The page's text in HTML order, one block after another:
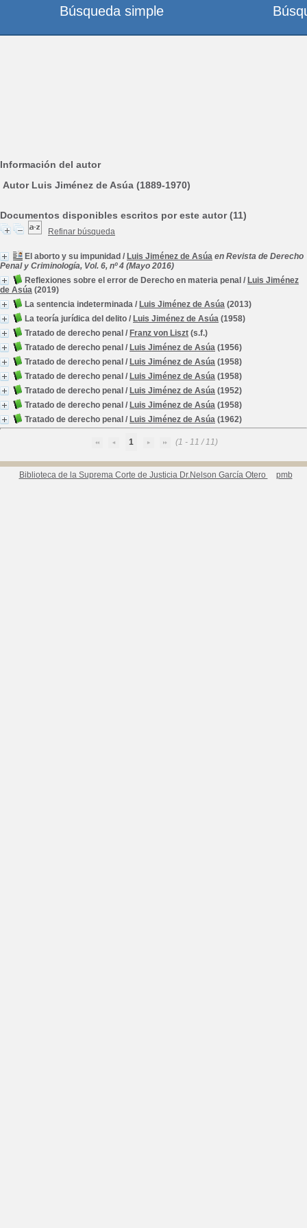
Información del autor
Autor Luis Jiménez de Asúa (1889-1970)
Documentos disponibles escritos por este autor (11)
Refinar búsqueda
El aborto y su impunidad / Luis Jiménez de Asúa en Revista de Derecho
Penal y Criminología, Vol. 6, nº 4 (Mayo 2016)
Reflexiones sobre el error de Derecho en materia penal / Luis Jiménez
de Asúa (2019)
La sentencia indeterminada / Luis Jiménez de Asúa (2013)
La teoría jurídica del delito / Luis Jiménez de Asúa (1958)
Tratado de derecho penal / Franz von Liszt (s.f.)
Tratado de derecho penal / Luis Jiménez de Asúa (1956)
Tratado de derecho penal / Luis Jiménez de Asúa (1958)
Tratado de derecho penal / Luis Jiménez de Asúa (1958)
Tratado de derecho penal / Luis Jiménez de Asúa (1952)
Tratado de derecho penal / Luis Jiménez de Asúa (1958)
Tratado de derecho penal / Luis Jiménez de Asúa (1962)
1 (1 - 11 / 11)
Biblioteca de la Suprema Corte de Justicia Dr.Nelson García Otero pmb
Búsqueda simple